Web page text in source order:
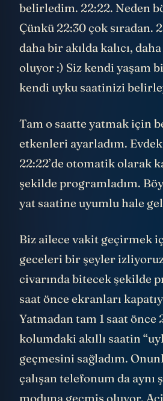
belirledim. 22:22. Neden
Çünkü 22:30 çok sıradan.
daha bir akılda kalıcı,
oluyor :) Siz kendi yaşam
kendi uyku saatinizi
Tam o saatte yatmak için
etkenleri ayarladım. Evdeki
22:22’de otomatik olarak
şekilde programladım.
yat saatine uyumlu hale
Biz ailece vakit geçirmek
geceleri bir şeyler
civarında bitecek şekilde
saat önce ekranları
Yatmadan tam 1 saat önce
kolumdaki akıllı saatin
geçmesini sağladım.
çalışan telefonum da aynı
moduna geçmiş oluyor.